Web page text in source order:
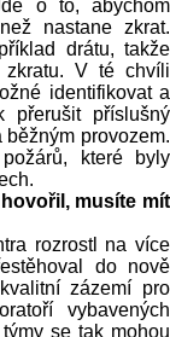
o to, abychom
nastane zkrat.
drátu, takže
zkratu. V té chvíli
identifikovat a
přerušit příslušný
provozem.
které byly
musíte mít
rozrostl na více
do nově
zázemí pro
vybavených
se tak mohou